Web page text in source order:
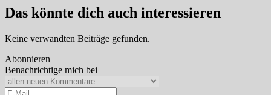
Das könnte dich auch interessieren
Keine verwandten Beiträge gefunden.
Abonnieren
Benachrichtige mich bei